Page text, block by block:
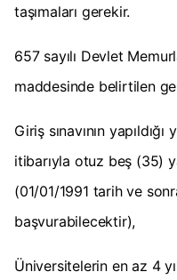
taşımaları gerekir.
657 sayılı Devlet
maddesinde belirtilen
Giriş sınavının
itibarıyla otuz beş (35)
(01/01/1991 tarih ve
başvurabilecektir),
Üniversitelerin en az 4